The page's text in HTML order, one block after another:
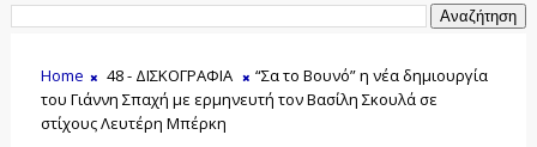
Home 48 - ΔΙΣΚΟΓΡΑΦΙΑ
“Σα το Βουνό” η νέα δημιουργία
του Γιάννη Σπαχή με ερμηνευτή τον Βασίλη Σκουλά σε
στίχους Λευτέρη Μπέρκη